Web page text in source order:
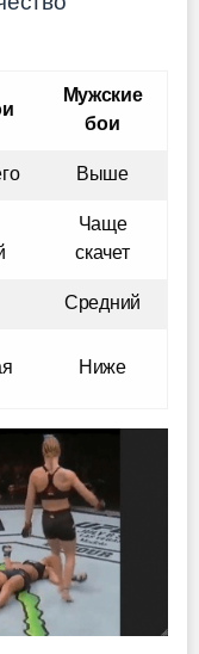
Мужские
бои
Выше
Чаще
скачет
Средний
Ниже